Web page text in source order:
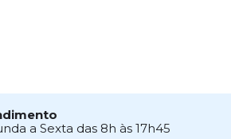
a Sexta das 8h às 17h45